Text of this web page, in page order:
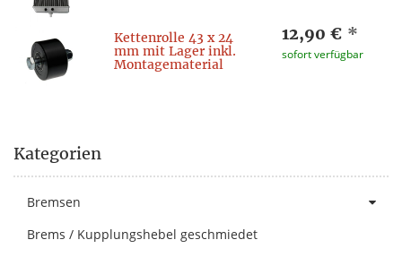
Kettenrolle 43 x 24
mm mit Lager inkl.
Montagematerial
12,90 € *
sofort verfügbar
Kategorien
Bremsen
Brems / Kupplungshebel geschmiedet